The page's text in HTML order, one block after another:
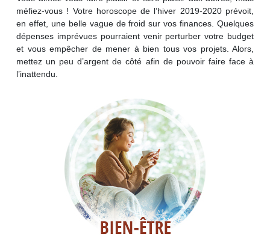
méfiez-vous ! Votre horoscope de l’hiver 2019-2020 prévoit,
en effet, une belle vague de froid sur vos finances. Quelques
dépenses imprévues pourraient venir perturber votre budget
et vous empêcher de mener à bien tous vos projets. Alors,
mettez un peu d’argent de côté afin de pouvoir faire face à
l’inattendu.